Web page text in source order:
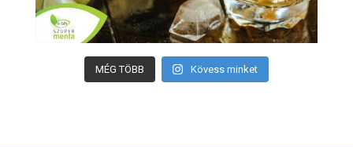
MÉG TÖBB Kövess minket